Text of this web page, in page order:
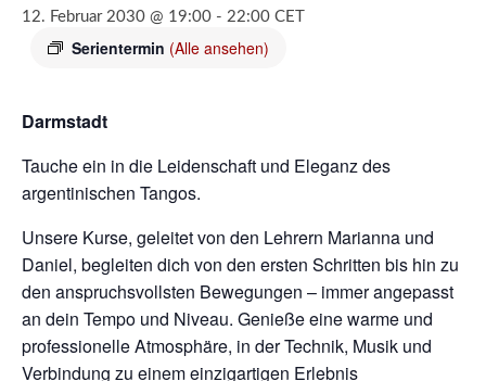
12. Februar 2030 @ 19:00 - 22:00 CET
Serientermin (Alle ansehen)
Darmstadt
Tauche ein in die Leidenschaft und Eleganz des
argentinischen Tangos.
Unsere Kurse, geleitet von den Lehrern Marianna und
Daniel, begleiten dich von den ersten Schritten bis hin zu
den anspruchsvollsten Bewegungen – immer angepasst
an dein Tempo und Niveau. Genieße eine warme und
professionelle Atmosphäre, in der Technik, Musik und
Verbindung zu einem einzigartigen Erlebnis